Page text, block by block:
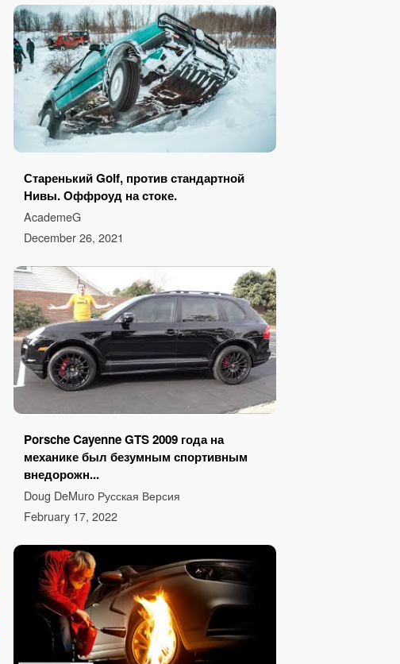
Старенький Golf, против стандартной
Нивы. Оффроуд на стоке.
AcademeG
December 26, 2021
Porsche Cayenne GTS 2009 года на
механике был безумным спортивным
внедорожн...
Doug DeMuro Русская Версия
February 17, 2022